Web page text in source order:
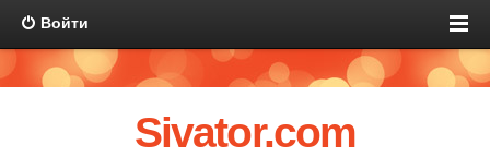
Войти
Sivator.com